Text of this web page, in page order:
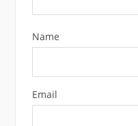
Name
Email